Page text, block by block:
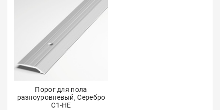
Порог для пола
разноуровневый, Серебро
С1-НЕ